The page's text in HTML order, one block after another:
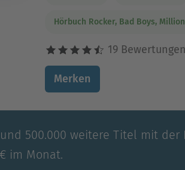
Hörbuch Rocker, Bad Boys,
19 Bewertungen
Merken
500.000 weitere Titel mit der
im Monat.